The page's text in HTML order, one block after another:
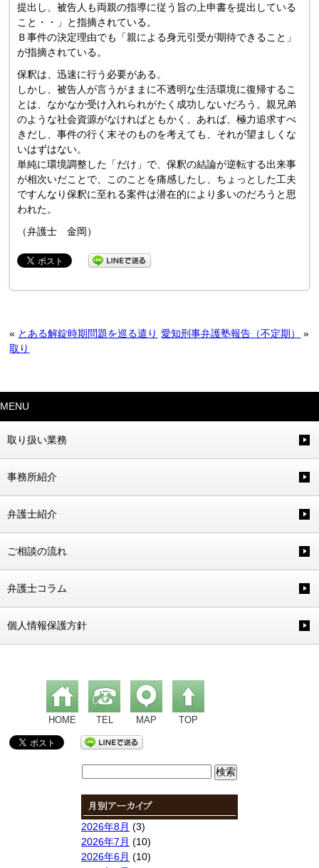
提出し、被告人も両親の指導に従う旨の上申書を提出している
こと・・」と指摘されている。
Ｂ事件の決定理由でも「親による身元引受が期待できること」
が指摘されている。
保釈は、迅速に行う必要がある。
しかし、被告人が言うがままに不透明な生活環境に復帰するこ
とは、なかなか受け入れられがたく成功しないだろう。親兄弟
のような社会資源がなければともかく、あれば、極力追求すべ
きだし、事件の行く末そのものを考えても、それが望ましくな
いはずはない。
単純に環境調整した「だけ」で、保釈の結論が逆転する出来事
が相次いだことで、このことを痛感したし、ちょっとした工夫
ですんなり保釈に至れる案件は潜在的により多いのだろうと思
われた。
（弁護士 金岡）
« とある解錠時期問題を巡る遣り
取り
愛知刑事弁護塾報告（不定期） »
MENU
取り扱い業務
事務所紹介
弁護士紹介
ご相談の流れ
弁護士コラム
個人情報保護方針
HOME TEL MAP TOP
2026年8月 (3)
2026年7月 (10)
2026年6月 (10)